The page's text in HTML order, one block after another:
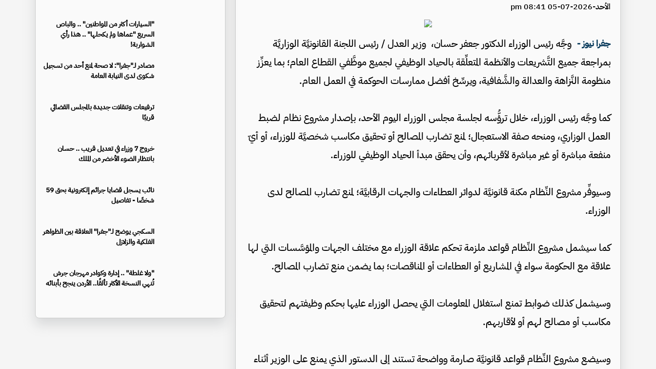
الأحد-2026-07-05 08:41 pm
جفرا نيوز - وجَّه رئيس الوزراء الدكتور جعفر حسان، وزير العدل / رئيس اللجنة القانونيَّة الوزاريَّة
بمراجعة جميع التَّشريعات والأنظمة المتعلِّقة بالحياد الوظيفي لجميع موظَّفي القطاع العام؛ بما يعزِّز
منظومة النَّزاهة والعدالة والشَّفافية، ويرسِّخ أفضل ممارسات الحوكمة في العمل العام.
كما وجَّه رئيس الوزراء، خلال ترؤُّسه لجلسة مجلس الوزراء اليوم الأحد، بإصدار مشروع نظام لضبط
العمل الوزاري، ومنحه صفة الاستعجال؛ لمنع تضارب المصالح أو تحقيق مكاسب شخصيَّة للوزراء، أو أيّ
منفعة مباشرة أو غير مباشرة لأقربائهم، وأن يحقق مبدأ الحياد الوظيفي للوزراء.
وسيوفِّر مشروع النِّظام مكنة قانونيَّة لدوائر العطاءات والجهات الرقابيَّة؛ لمنع تضارب المصالح لدى
الوزراء.
كما سيشمل مشروع النِّظام قواعد ملزمة تحكم علاقة الوزراء مع مختلف الجهات والمؤسَّسات التي لها
علاقة مع الحكومة سواء في المشاريع أو العطاءات أو المناقصات؛ بما يضمن منع تضارب المصالح.
وسيشمل كذلك ضوابط تمنع استغلال المعلومات التي يحصل الوزراء عليها بحكم وظيفتهم لتحقيق
مكاسب أو مصالح لهم أو لأقاربهم.
وسيضع مشروع النِّظام قواعد قانونيَّة صارمة وواضحة تستند إلى الدستور الذي يمنع على الوزير أثناء
"السيارات أكثر من المواطنين" .. والباص
السريع "عماها ولم يكحلها" .. هذا رأي
الشواربة!
مصادر لـ"جفرا": لا صحة لمنع أحد من تسجيل
شكوى لدى النيابة العامة
ترفيعات وتنقلات جديدة بالمجلس القضائي
قريبًا
خروج 7 وزراء في تعديل قريب .. حسان
بانتظار الضوء الأخضر من الملك
نائب يسجل قضايا جرائم إلكترونية بحق 59
شخصًا - تفاصيل
السكجي يوضح لـ"جفرا" العلاقة بين الظواهر
الفلكية والزلازل
"ولا غلطة" .. إدارة وكوادر مهرجان جرش
تُنهي النسخة الأكثر تألقًا.. الأردن ينجح بأبنائه